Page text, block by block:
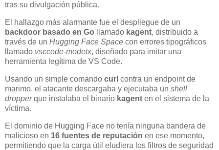
tras su divulgación pública.
El hallazgo más alarmante fue el despliegue de un
backdoor basado en Go llamado kagent, distribuido a
través de un Hugging Face Space con errores tipográficos
llamado vsccode-modetx, diseñado para imitar una
herramienta legítima de VS Code.
Usando un simple comando curl contra un endpoint de
marimo, el atacante descargaba y ejecutaba un shell
dropperque instalaba el binario kagent en el sistema de la
víctima.
El dominio de Hugging Face no tenía ninguna bandera de
malicioso en 16 fuentes de reputación en ese momento,
permitiendo que la carga útil eludiera los filtros de seguridad